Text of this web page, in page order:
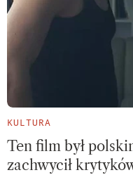
KULTURA
Ten film był
zachwycił